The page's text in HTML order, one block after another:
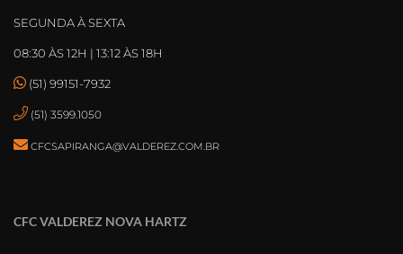
SEGUNDA À SEXTA
08:30 ÀS 12H | 13:12 ÀS 18H
(51) 99151-7932
(51) 3599.1050
CFCSAPIRANGA@VALDEREZ.COM.BR
CFC VALDEREZ NOVA HARTZ